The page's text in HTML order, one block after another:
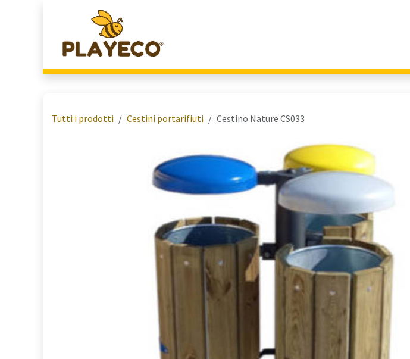
Tutti i prodotti Cestini portarifiuti Cestino Nature CS033